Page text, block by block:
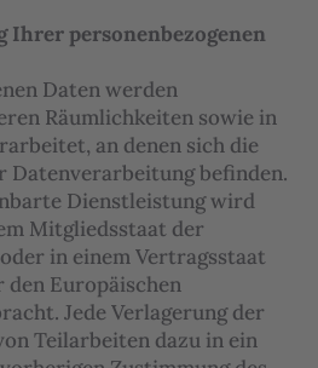
Ihrer personenbezogenen
Daten werden
Räumlichkeiten sowie in
an denen sich die
befinden.
Dienstleistung wird
Mitgliedsstaat der
in einem Vertragsstaat
den Europäischen
Jede Verlagerung der
Teilarbeiten dazu in ein